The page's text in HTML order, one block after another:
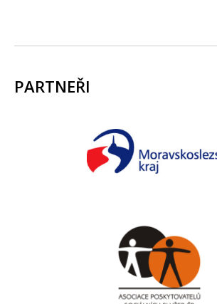
PARTNEŘI